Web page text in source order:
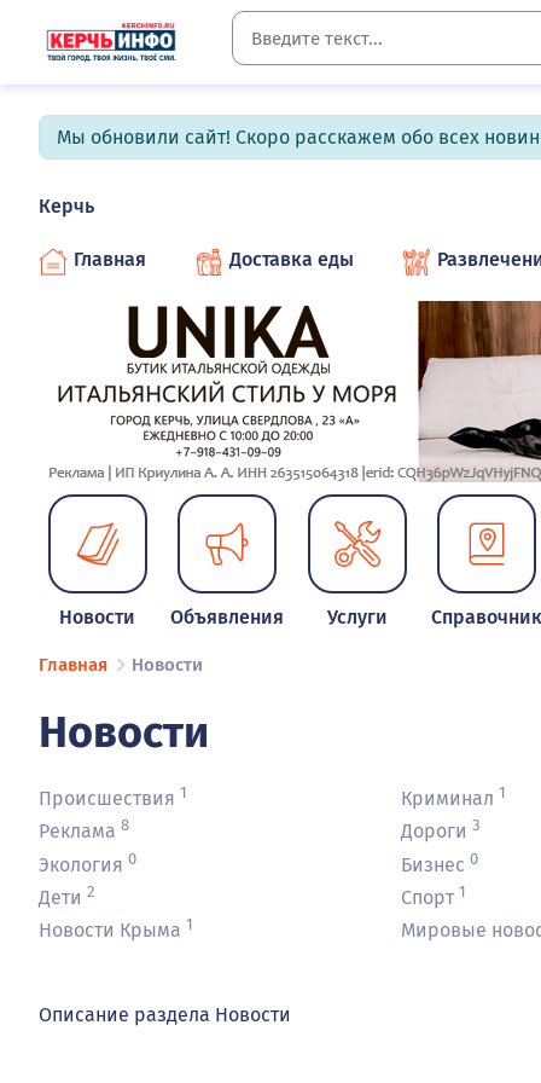
Мы обновили сайт! Скоро расскажем обо всех
Керчь
Главная Доставка еды
Новости Объявления Услуги
Главная Новости
Новости
Происшествия 1 Криминал 1
Реклама 8 Дороги 3
Экология 0 Бизнес 0
Дети 2 Спорт 1
Новости Крыма 1 Мировые
Описание раздела Новости